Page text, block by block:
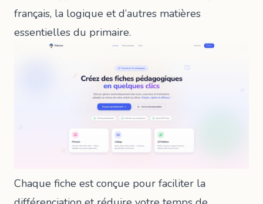
français, la logique et d’autres matières
essentielles du primaire.
Chaque fiche est conçue pour faciliter la